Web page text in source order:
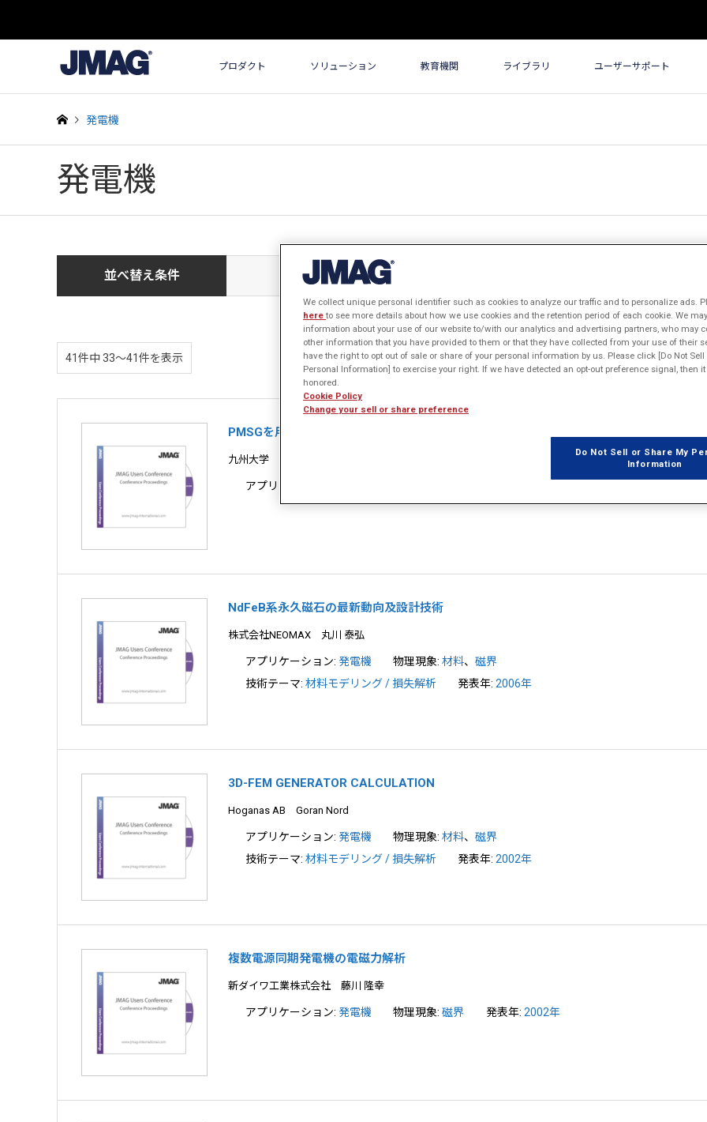
プロダクト ソリューション 教育機関 ライブラリ ユーザーサポート
発電機
発電機
並べ替え条件 新しい順
41件中 33〜41件を表示  1 2
PMSGを用いた小型風力発電システムのシミュレーション
九州大学 袈裟丸 勝己
アプリケーション:
NdFeB系永久磁石の最新動向及設計技術
株式会社NEOMAX 丸川 泰弘
アプリケーション: 発電機 物理現象:材料、磁界
技術テーマ: 材料モデリング / 損失解析 発表年:2006年
3D-FEM GENERATOR CALCULATION
Hoganas AB Goran Nord
アプリケーション: 発電機 物理現象:材料、磁界
技術テーマ: 材料モデリング / 損失解析 発表年:2002年
複数電源同期発電機の電磁力解析
新ダイワ工業株式会社 藤川 隆幸
アプリケーション: 発電機 物理現象:磁界 発表年: 2002年
We collect unique personal identifier such as cookies to analyze our traffic and to personalize ads.
hereto see more details about how we use cookies and the retention period of each cookie. We
information about your use of our website to/with our analytics and advertising partners, who may
other information that you have provided to them or that they have collected from your use of their
have the right to opt out of sale or share of your personal information by us. Please click [Do Not Sell
Personal Information] to exercise your right. If we have detected an opt-out preference signal, then
honored.
Cookie Policy
Change your sell or share preference
Do Not Sell or Share My
Information